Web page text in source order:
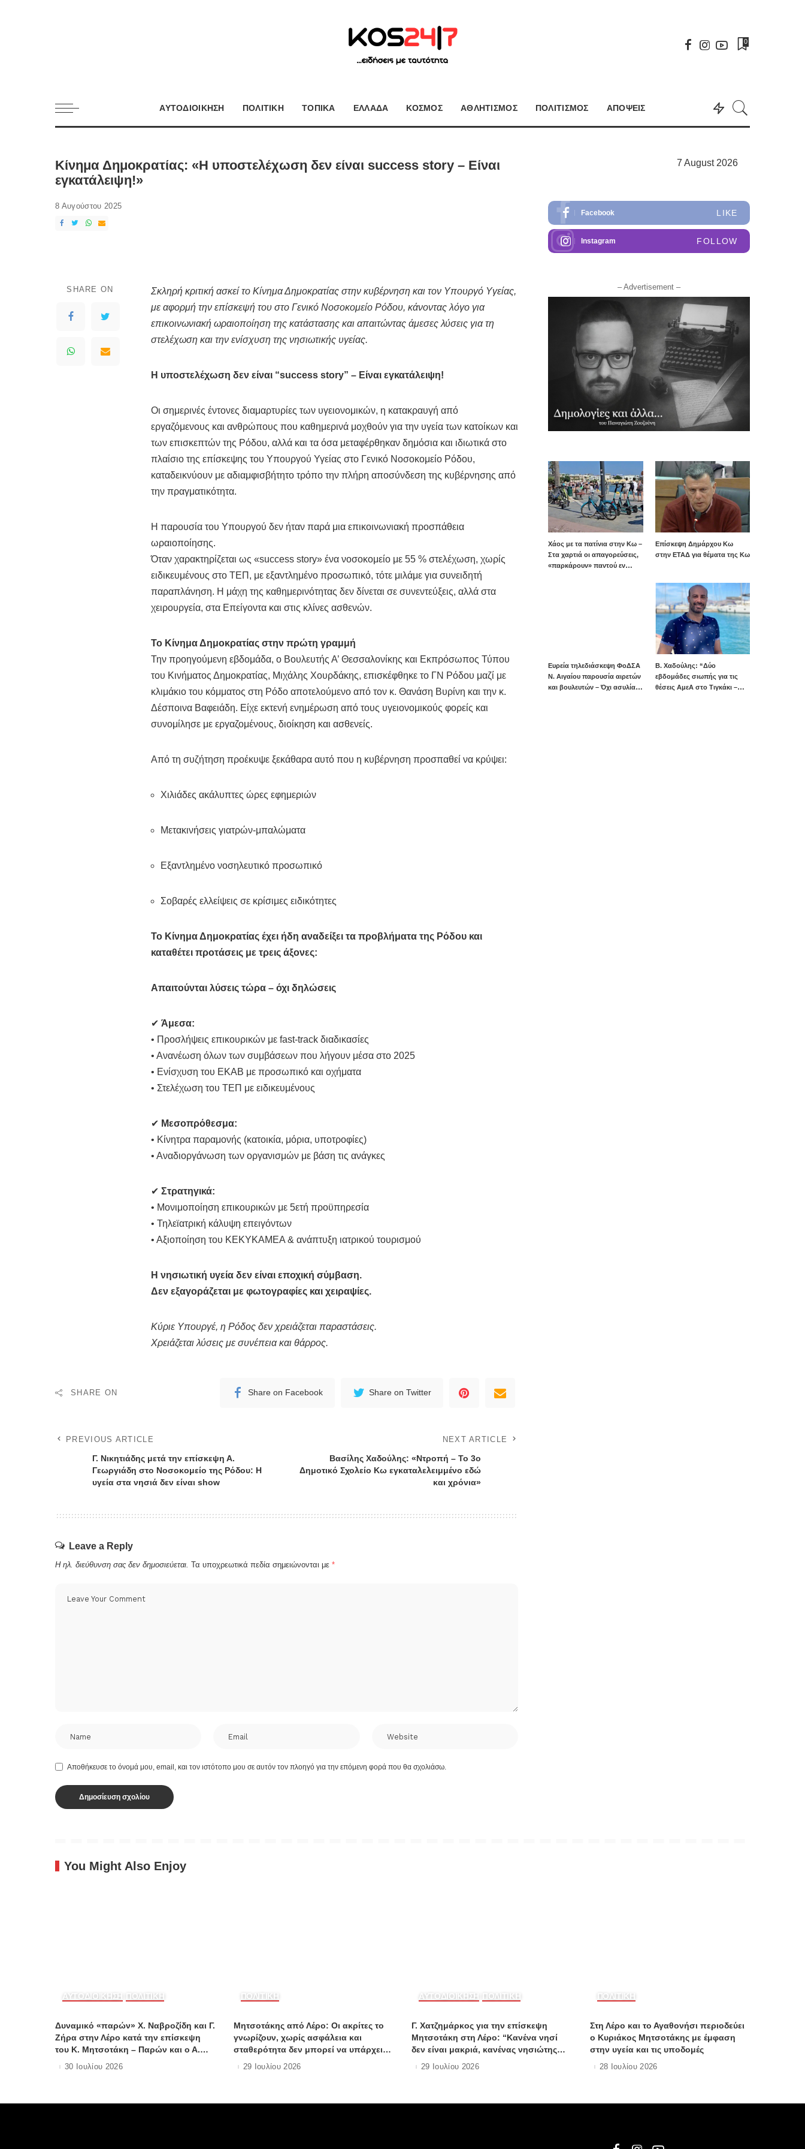
0
ΑΥΤΟΔΙΟΙΚΗΣΗ ΠΟΛΙΤΙΚΗ ΤΟΠΙΚΑ ΕΛΛΑΔΑ ΚΟΣΜΟΣ ΑΘΛΗΤΙΣΜΟΣ ΠΟΛΙΤΙΣΜΟΣ ΑΠΟΨΕΙΣ
Κίνημα Δημοκρατίας: «Η υποστελέχωση δεν είναι success story – Είναι
εγκατάλειψη!»
8 Αυγούστου 2025
SHARE ON
Σκληρή κριτική ασκεί το Κίνημα Δημοκρατίας στην κυβέρνηση και τον Υπουργό Υγείας,
με αφορμή την επίσκεψή του στο Γενικό Νοσοκομείο Ρόδου, κάνοντας λόγο για
επικοινωνιακή ωραιοποίηση της κατάστασης και απαιτώντας άμεσες λύσεις για τη
στελέχωση και την ενίσχυση της νησιωτικής υγείας.
Η υποστελέχωση δεν είναι “success story” – Είναι εγκατάλειψη!
Οι σημερινές έντονες διαμαρτυρίες των υγειονομικών, η κατακραυγή από
εργαζόμενους και ανθρώπους που καθημερινά μοχθούν για την υγεία των κατοίκων και
των επισκεπτών της Ρόδου, αλλά και τα όσα μεταφέρθηκαν δημόσια και ιδιωτικά στο
πλαίσιο της επίσκεψης του Υπουργού Υγείας στο Γενικό Νοσοκομείο Ρόδου,
καταδεικνύουν με αδιαμφισβήτητο τρόπο την πλήρη αποσύνδεση της κυβέρνησης από
την πραγματικότητα.
Η παρουσία του Υπουργού δεν ήταν παρά μια επικοινωνιακή προσπάθεια
ωραιοποίησης.
Όταν χαρακτηρίζεται ως «success story» ένα νοσοκομείο με 55 % στελέχωση, χωρίς
ειδικευμένους στο ΤΕΠ, με εξαντλημένο προσωπικό, τότε μιλάμε για συνειδητή
παραπλάνηση. Η μάχη της καθημερινότητας δεν δίνεται σε συνεντεύξεις, αλλά στα
χειρουργεία, στα Επείγοντα και στις κλίνες ασθενών.
Το Κίνημα Δημοκρατίας στην πρώτη γραμμή
Την προηγούμενη εβδομάδα, ο Βουλευτής Α’ Θεσσαλονίκης και Εκπρόσωπος Τύπου
του Κινήματος Δημοκρατίας, Μιχάλης Χουρδάκης, επισκέφθηκε το ΓΝ Ρόδου μαζί με
κλιμάκιο του κόμματος στη Ρόδο αποτελούμενο από τον κ. Θανάση Βυρίνη και την κ.
Δέσποινα Βαφειάδη. Είχε εκτενή ενημέρωση από τους υγειονομικούς φορείς και
συνομίλησε με εργαζομένους, διοίκηση και ασθενείς.
Από τη συζήτηση προέκυψε ξεκάθαρα αυτό που η κυβέρνηση προσπαθεί να κρύψει:
Χιλιάδες ακάλυπτες ώρες εφημεριών
Μετακινήσεις γιατρών-μπαλώματα
Εξαντλημένο νοσηλευτικό προσωπικό
Σοβαρές ελλείψεις σε κρίσιμες ειδικότητες
Το Κίνημα Δημοκρατίας έχει ήδη αναδείξει τα προβλήματα της Ρόδου και
καταθέτει προτάσεις με τρεις άξονες:
Απαιτούνται λύσεις τώρα – όχι δηλώσεις
✔ Άμεσα:
• Προσλήψεις επικουρικών με fast-track διαδικασίες
• Ανανέωση όλων των συμβάσεων που λήγουν μέσα στο 2025
• Ενίσχυση του ΕΚΑΒ με προσωπικό και οχήματα
• Στελέχωση του ΤΕΠ με ειδικευμένους
✔ Μεσοπρόθεσμα:
• Κίνητρα παραμονής (κατοικία, μόρια, υποτροφίες)
• Αναδιοργάνωση των οργανισμών με βάση τις ανάγκες
✔ Στρατηγικά:
• Μονιμοποίηση επικουρικών με 5ετή προϋπηρεσία
• Τηλεϊατρική κάλυψη επειγόντων
• Αξιοποίηση του ΚΕΚΥΚΑΜΕΑ & ανάπτυξη ιατρικού τουρισμού
Η νησιωτική υγεία δεν είναι εποχική σύμβαση.
Δεν εξαγοράζεται με φωτογραφίες και χειραψίες.
Κύριε Υπουργέ, η Ρόδος δεν χρειάζεται παραστάσεις.
Χρειάζεται λύσεις με συνέπεια και θάρρος.
SHARE ON Share on Facebook Share on Twitter
PREVIOUS ARTICLE
Γ. Νικητιάδης μετά την επίσκεψη Α.
Γεωργιάδη στο Νοσοκομείο της Ρόδου: Η
υγεία στα νησιά δεν είναι show
NEXT ARTICLE
Βασίλης Χαδούλης: «Ντροπή – Το 3ο
Δημοτικό Σχολείο Κω εγκαταλελειμμένο εδώ
και χρόνια»
Leave a Reply
Η ηλ. διεύθυνση σας δεν δημοσιεύεται. Τα υποχρεωτικά πεδία σημειώνονται με *
Αποθήκευσε το όνομά μου, email, και τον ιστότοπο μου σε αυτόν τον πλοηγό για την επόμενη φορά που θα σχολιάσω.
7 August 2026
Facebook LIKE
Instagram FOLLOW
– Advertisement –
Χάος με τα πατίνια στην Κω –
Στα χαρτιά οι απαγορεύσεις,
«παρκάρουν» παντού εν
Επίσκεψη Δημάρχου Κω
στην ΕΤΑΔ για θέματα της Κω
Ευρεία τηλεδιάσκεψη ΦοΔΣΑ
Ν. Αιγαίου παρουσία αιρετών
και βουλευτών – Όχι ασυλία,
B. Xαδούλης: “Δύο
εβδομάδες σιωπής για τις
θέσεις ΑμεΑ στο Τιγκάκι –
You Might Also Enjoy
ΑΥΤΟΔΙΟΙΚΗΣΗ ΠΟΛΙΤΙΚΗ
Δυναμικό «παρών» Χ. Ναβροζίδη και Γ.
Ζήρα στην Λέρο κατά την επίσκεψη
του Κ. Μητσοτάκη – Παρών και ο Α.
Γιαννικουρής
30 Ιουλίου 2026
ΠΟΛΙΤΙΚΗ
Μητσοτάκης από Λέρο: Οι ακρίτες το
γνωρίζουν, χωρίς ασφάλεια και
σταθερότητα δεν μπορεί να υπάρχει
καμία οικονομική ανάπτυξη
29 Ιουλίου 2026
ΑΥΤΟΔΙΟΙΚΗΣΗ ΠΟΛΙΤΙΚΗ
Γ. Χατζημάρκος για την επίσκεψη
Μητσοτάκη στη Λέρο: “Κανένα νησί
δεν είναι μακριά, κανένας νησιώτης
δεν είναι μόνος”
29 Ιουλίου 2026
ΠΟΛΙΤΙΚΗ
Στη Λέρο και το Αγαθονήσι περιοδεύει
ο Κυριάκος Μητσοτάκης με έμφαση
στην υγεία και τις υποδομές
28 Ιουλίου 2026